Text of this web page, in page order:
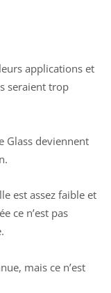
applications et
seraient trop
Glass deviennent
est assez faible et
ce n’est pas
mais ce n’est